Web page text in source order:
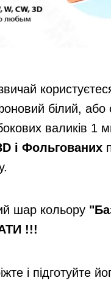
білий, або
валиків 1
і Фольгованих
шар кольору
!!!
і підготуйте